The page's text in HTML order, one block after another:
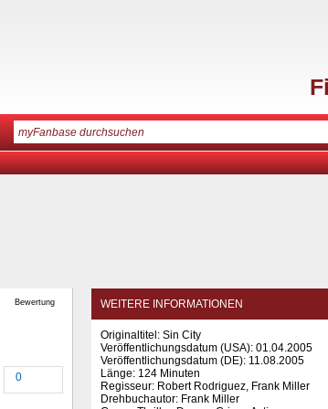
Bewertung
0
WEITERE INFORMATIONEN
Originaltitel: Sin City
Veröffentlichungsdatum (USA): 01.04.2005
Veröffentlichungsdatum (DE): 11.08.2005
Länge: 124 Minuten
Regisseur: Robert Rodriguez, Frank Miller
Drehbuchautor: Frank Miller